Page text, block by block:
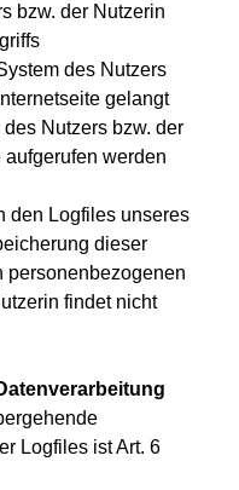
bzw. der Nutzerin
des Nutzers
gelangt
Nutzers bzw. der
werden
den Logfiles unseres
dieser
personenbezogenen
findet nicht
Logfiles ist Art. 6